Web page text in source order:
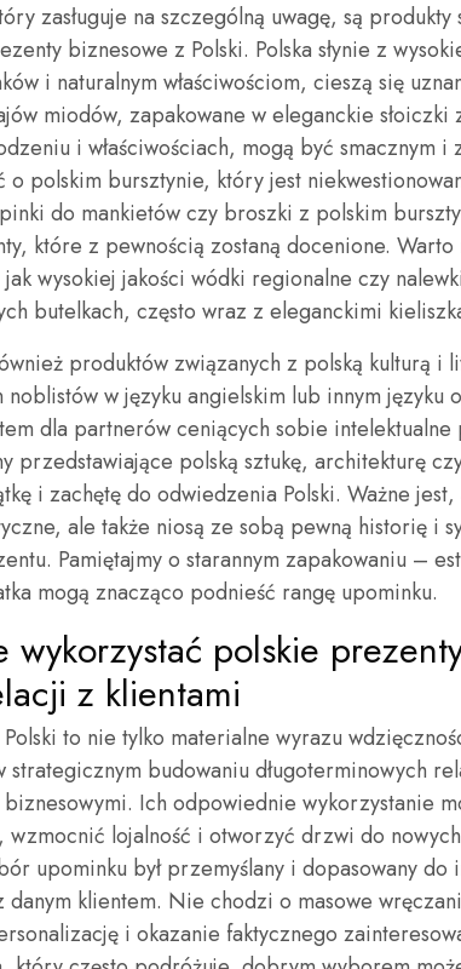
zasługuje na szczególną uwagę, są
biznesowe z Polski. Polska słynie z
i naturalnym właściwościom, cieszą się
miodów, zapakowane w eleganckie słoiczki
i właściwościach, mogą być smacznym i
polskim bursztynie, który jest
do mankietów czy broszki z polskim
które z pewnością zostaną docenione.
wysokiej jakości wódki regionalne czy
butelkach, często wraz z eleganckimi
produktów związanych z polską kulturą i
noblistów w języku angielskim lub innym języku
dla partnerów ceniących sobie intelektualne
przedstawiające polską sztukę, architekturę
i zachętę do odwiedzenia Polski. Ważne
ale także niosą ze sobą pewną historię i
Pamiętajmy o starannym zapakowaniu –
mogą znacząco podnieść rangę upominku.
wykorzystać polskie
z klientami
to nie tylko materialne wyrazu
strategicznym budowaniu długoterminowych
Ich odpowiednie wykorzystanie
lojalność i otworzyć drzwi do
upominku był przemyślany i dopasowany
klientem. Nie chodzi o masowe
i okazanie faktycznego